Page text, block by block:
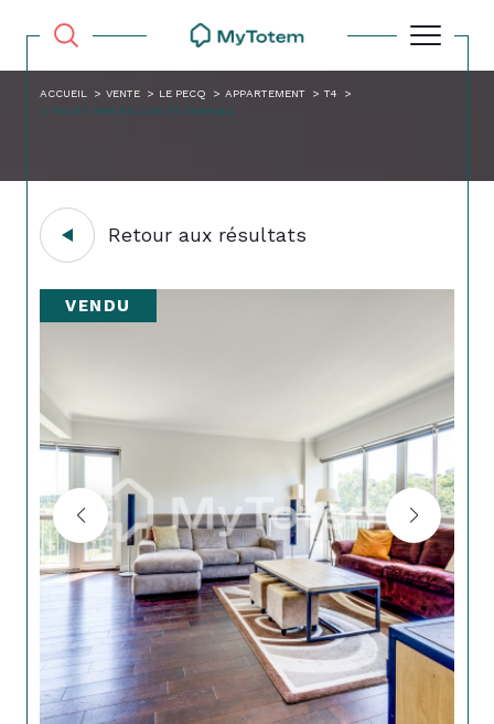
ACCUEIL VENTE LE PECQ APPARTEMENT
T4
4 PIECES 91M BALCON ET PARKING
Retour aux résultats
VENDU